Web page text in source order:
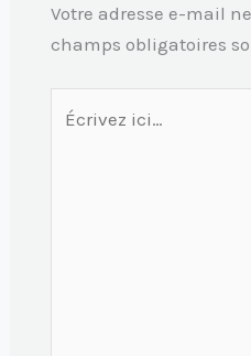
Votre adresse e-mail
champs obligatoires
ici…